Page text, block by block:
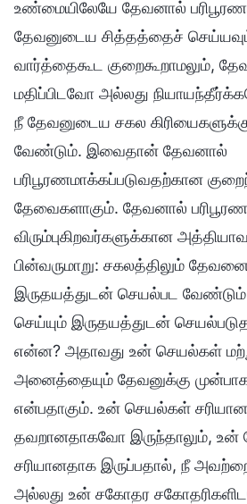
உண்மையிலேயே தேவனால்
தேவனுடைய சித்தத்தைச் செய்யவும்
வார்த்தைகூட குறைகூறாமலும்,
மதிப்பிடவோ அல்லது
நீ தேவனுடைய சகல
வேண்டும். இவைதான் தேவனால்
பரிபூரணமாக்கப்படுவதற்கான
தேவைகளாகும். தேவனால்
விரும்புகிறவர்களுக்கான
பின்வருமாறு: சகலத்திலும்
இருதயத்துடன் செயல்பட
செய்யும் இருதயத்துடன்
என்ன? அதாவது உன் செயல்கள்
அனைத்தையும் தேவனுக்கு
என்பதாகும். உன் செயல்கள்
தவறானதாகவோ இருந்தாலும்,
சரியானதாக இருப்பதால், நீ
அல்லது உன் சகோதர